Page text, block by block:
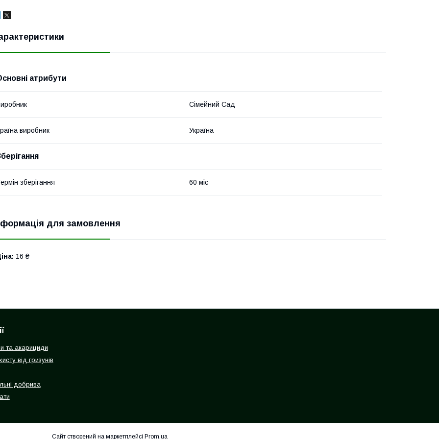
атрибути
Сімейний Сад
виробник Україна
зберігання 60 міс
для замовлення
16 ₴
та акарициди
від гризунів
добрива
Сайт створений на маркетплейсі Prom.ua